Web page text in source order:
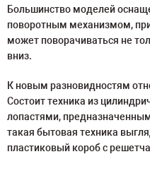
Большинство моделей
поворотным механизмом,
может поворачиваться не
вниз.
К новым разновидностям
Состоит техника из
лопастями,
такая бытовая техника
пластиковый короб с